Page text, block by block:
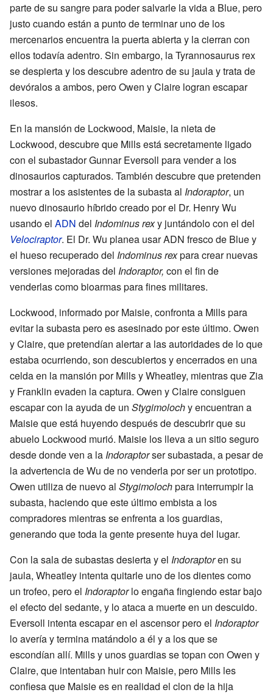
parte de su sangre para poder salvarle la vida a Blue, pero
justo cuando están a punto de terminar uno de los
mercenarios encuentra la puerta abierta y la cierran con
ellos todavía adentro. Sin embargo, la Tyrannosaurus rex
se despierta y los descubre adentro de su jaula y trata de
devóralos a ambos, pero Owen y Claire logran escapar
ilesos.
En la mansión de Lockwood, Maisie, la nieta de
Lockwood, descubre que Mills está secretamente ligado
con el subastador Gunnar Eversoll para vender a los
dinosaurios capturados. También descubre que pretenden
mostrar a los asistentes de la subasta al Indoraptor, un
nuevo dinosaurio híbrido creado por el Dr. Henry Wu
usando el ADN del Indominus rexy juntándolo con el del
Velociraptor. El Dr. Wu planea usar ADN fresco de Blue y
el hueso recuperado del Indominus rexpara crear nuevas
versiones mejoradas del Indoraptor, con el fin de
venderlas como bioarmas para fines militares.
Lockwood, informado por Maisie, confronta a Mills para
evitar la subasta pero es asesinado por este último. Owen
y Claire, que pretendían alertar a las autoridades de lo que
estaba ocurriendo, son descubiertos y encerrados en una
celda en la mansión por Mills y Wheatley, mientras que Zia
y Franklin evaden la captura. Owen y Claire consiguen
escapar con la ayuda de un Stygimolochy encuentran a
Maisie que está huyendo después de descubrir que su
abuelo Lockwood murió. Maisie los lleva a un sitio seguro
desde donde ven a la Indoraptorser subastada, a pesar de
la advertencia de Wu de no venderla por ser un prototipo.
Owen utiliza de nuevo al Stygimolochpara interrumpir la
subasta, haciendo que este último embista a los
compradores mientras se enfrenta a los guardias,
generando que toda la gente presente huya del lugar.
Con la sala de subastas desierta y el Indoraptoren su
jaula, Wheatley intenta quitarle uno de los dientes como
un trofeo, pero el Indoraptorlo engaña fingiendo estar bajo
el efecto del sedante, y lo ataca a muerte en un descuido.
Eversoll intenta escapar en el ascensor pero el Indoraptor
lo avería y termina matándolo a él y a los que se
escondían allí. Mills y unos guardias se topan con Owen y
Claire, que intentaban huir con Maisie, pero Mills les
confiesa que Maisie es en realidad el clon de la hija